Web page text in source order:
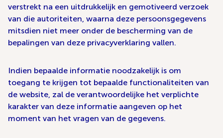
verstrekt na een uitdrukkelijk en gemotiveerd verzoek
van die autoriteiten, waarna deze persoonsgegevens
mitsdien niet meer onder de bescherming van de
bepalingen van deze privacyverklaring vallen.
Indien bepaalde informatie noodzakelijk is om
toegang te krijgen tot bepaalde functionaliteiten van
de website, zal de verantwoordelijke het verplichte
karakter van deze informatie aangeven op het
moment van het vragen van de gegevens.